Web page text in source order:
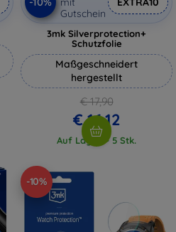
Gutschein
3mk Silverprotection+
Schutzfolie
Maßgeschneidert
hergestellt
€ 17,90
€ 16,12
Auf Lager > 5 Stk.
-10%